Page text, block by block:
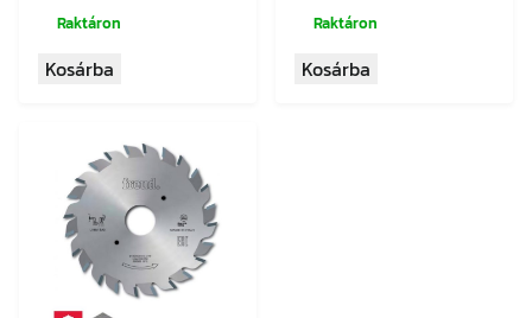
Raktáron
Kosárba
Raktáron
Kosárba